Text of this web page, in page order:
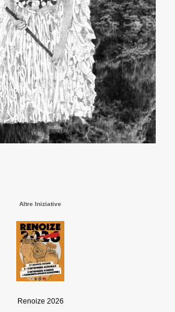
Altre Iniziative
Renoize 2026